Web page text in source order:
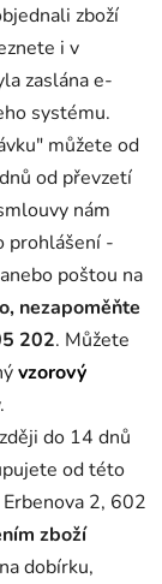
zboží
i v
zaslána e-
systému.
můžete od
od převzetí
nám
prohlášení -
anebo poštou na
nezapoměňte
202. Můžete
vzorový
do 14 dnů
od této
2, 602
zboží
dobírku,